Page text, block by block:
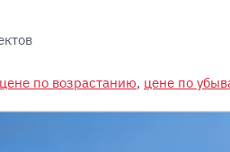
цене по возрастанию, цене по